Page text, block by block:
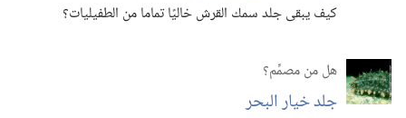
كيف يبقى جلد سمك القرش خاليًا تماما من الطفيليات؟‏
هل من مصمِّم؟‏
جلد خيار البحر